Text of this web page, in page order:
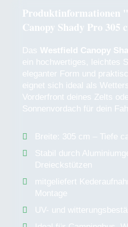
Produktinformationen
Canopy Shady Pro 305
Das Westfield Canopy
ein hochwertiges, leichtes
eleganter Form und
eignet sich ideal als
Vorderfront deines Zelts
Sonnenvordach für dein
Breite: 305 cm – Tiefe
Stabil durch
Dreieckstützen
mitgeliefert
Montage
UV- und